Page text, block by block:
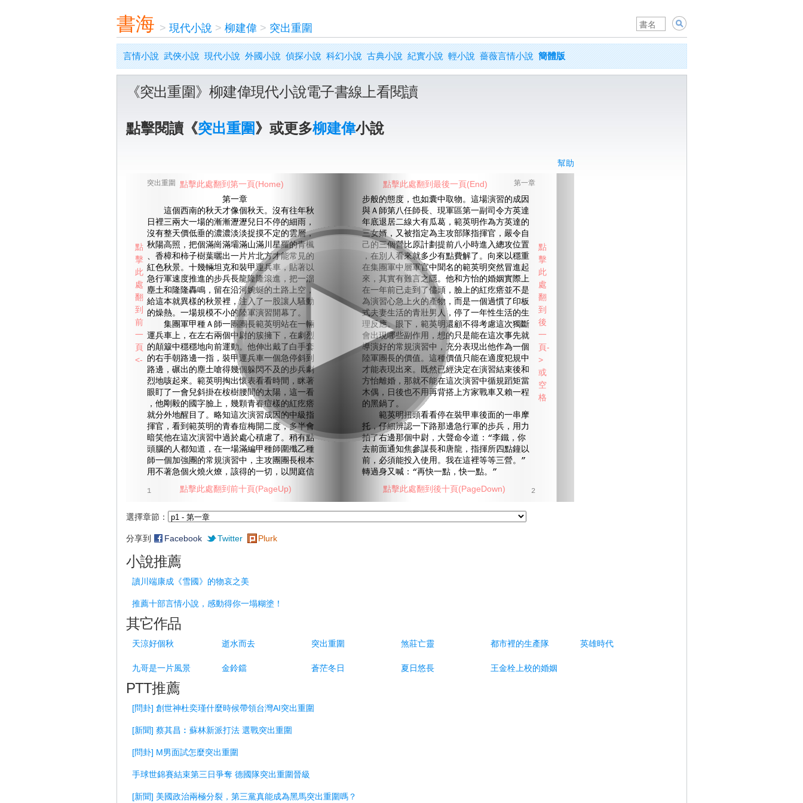
書海 > 現代小說 > 柳建偉> 突出重圍
言情小說 武俠小說 現代小說 外國小說 偵探小說 科幻小說 古典小說 紀實小說 輕小說 薔薇言情小說 簡體版
《突出重圍》柳建偉現代小說電子書線上看閱讀
點擊閱讀《突出重圍》或更多柳建偉小說
幫助
突出重圍 第一章
第一章
這個西南的秋天才像個秋天。沒有往年秋
日裡三兩大一場的漸漸瀝瀝兒日不停的細雨，
沒有整天價低垂的濃濃淡淡捉摸不定的雲層，
秋陽高照，把個滿崗滿壩滿山滿川星羅的青楓
、香樟和柿子樹葉曬出一片片北方才能常見的
紅色秋景。十幾輛坦克和裝甲運兵車，貼著以
急行軍速度推進的步兵長龍隆隆滾進，把一溜
塵土和隆隆轟鳴，留在沿河婉蜒的土路上空，
給這本就異樣的秋景裡，注入了一股讓人騷動
的燥熱。一場規模不小的陸軍演習開幕了。
集團軍甲種Ａ師一團團長範英明站在一輛
運兵車上，在左右兩個中尉的簇擁下，在劇烈
的顛簸中穩穩地向前運動。他伸出戴了白手套
的右手朝路邊一指，裝甲運兵車一個急停斜到
路邊，碾出的塵土嗆得幾個躲閃不及的步兵劇
烈地咳起來。範英明掏出懷表看看時間，眯著
眼盯了一會兒斜掛在桉樹腰間的太陽，這一看
，他剛毅的國字臉上，幾顆青春痘樣的紅疙瘩
就分外地醒目了。略知這次演習成因的中級指
揮官，看到範英明的青春痘梅開二度，多半會
暗笑他在這次演習中過於處心積慮了。稍有點
頭腦的人都知道，在一場滿編甲種師圍殲乙種
師一個加強團的常規演習中，主攻團團長根本
用不著急個火燒火燎，該得的一切，以閒庭信
步般的態度，也如囊中取物。這場演習的成因
與Ａ師第八任師長、現軍區第一副司令方英達
年底退居二線大有瓜葛，範英明作為方英達的
三女婿，又被指定為主攻部隊指揮官，嚴令自
己的三個營比原計劃提前八小時進入總攻位置
，在別人看來就多少有點費解了。向來以穩重
在集團軍中層軍官中聞名的範英明突然冒進起
來，其實有難言之隱。他和方怡的婚姻實際上
在一年前已走到了儘頭，臉上的紅疙瘩並不是
為演習心急上火的產物，而是一個過慣了印板
式夫妻生活的青壯男人，停了一年性生活的生
理反應。眼下，範英明還顧不得考慮這次獨斷
會出現哪些副作用，想的只是能在這次事先就
導演好的常規演習中，充分表現出他作為一個
陸軍團長的價值。這種價值只能在適度犯規中
才能表現出來。既然已經決定在演習結束後和
方怡離婚，那就不能在這次演習中循規蹈矩當
木偶，日後也不用再背搭上方家戰車又賴一程
的黑鍋了。
範英明扭頭看看停在裝甲車後面的一串摩
托，仔細辨認一下路那邊急行軍的步兵，用力
拍了右邊那個中尉，大聲命令道：“李鐵，你
去前面通知焦參謀長和唐龍，指揮所四點鐘以
前，必須能投入使用。我在這裡等等三營。”
轉過身又喊：“再快一點，快一點。”
1 2
選擇章節：
分享到 Facebook Twitter Plurk
點擊此處翻到第一頁(Home) 點擊此處翻到最後一頁(End)
點擊此處翻到前十頁(PageUp) 點擊此處翻到後十頁(PageDown)
點
擊
此
處
翻
到
前
一
頁
<-
點
擊
此
處
翻
到
後
一
頁-
>
或
空
格
小說推薦
讀川端康成《雪國》的物哀之美
推薦十部言情小說，感動得你一塌糊塗！
其它作品
天涼好個秋 逝水而去 突出重圍 煞莊亡靈 都市裡的生產隊 英雄時代
九哥是一片風景 金鈴鐺 蒼茫冬日 夏日悠長 王金栓上校的婚姻
PTT推薦
[問卦] 創世神杜奕瑾什麼時候帶領台灣AI突出重圍
[新聞] 蔡其昌︰蘇林新派打法 選戰突出重圍
[問卦] M男面試怎麼突出重圍
手球世錦賽結束第三日爭奪 德國隊突出重圍晉級
[新聞] 美國政治兩極分裂，第三黨真能成為黑馬突出重圍嗎？